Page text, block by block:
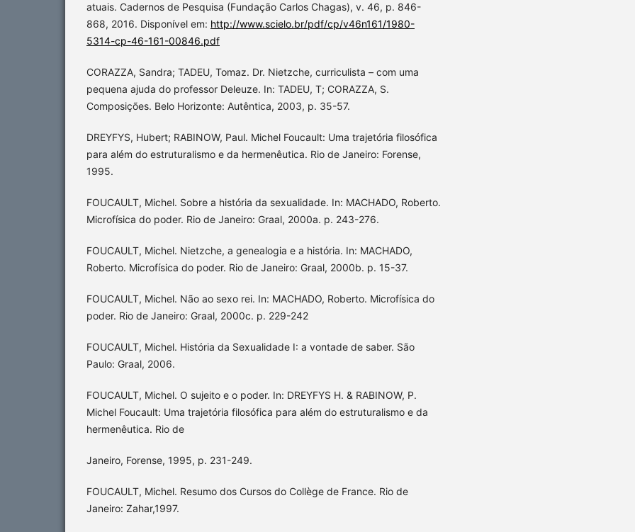
atuais. Cadernos de Pesquisa (Fundação Carlos Chagas), v. 46, p. 846-
868, 2016. Disponível em: http://www.scielo.br/pdf/cp/v46n161/1980-
5314-cp-46-161-00846.pdf
CORAZZA, Sandra; TADEU, Tomaz. Dr. Nietzche, curriculista – com uma
pequena ajuda do professor Deleuze. In: TADEU, T; CORAZZA, S.
Composições. Belo Horizonte: Autêntica, 2003, p. 35-57.
DREYFYS, Hubert; RABINOW, Paul. Michel Foucault: Uma trajetória filosófica
para além do estruturalismo e da hermenêutica. Rio de Janeiro: Forense,
1995.
FOUCAULT, Michel. Sobre a história da sexualidade. In: MACHADO, Roberto.
Microfísica do poder. Rio de Janeiro: Graal, 2000a. p. 243-276.
FOUCAULT, Michel. Nietzche, a genealogia e a história. In: MACHADO,
Roberto. Microfísica do poder. Rio de Janeiro: Graal, 2000b. p. 15-37.
FOUCAULT, Michel. Não ao sexo rei. In: MACHADO, Roberto. Microfísica do
poder. Rio de Janeiro: Graal, 2000c. p. 229-242
FOUCAULT, Michel. História da Sexualidade I: a vontade de saber. São
Paulo: Graal, 2006.
FOUCAULT, Michel. O sujeito e o poder. In: DREYFYS H. & RABINOW, P.
Michel Foucault: Uma trajetória filosófica para além do estruturalismo e da
hermenêutica. Rio de
Janeiro, Forense, 1995, p. 231-249.
FOUCAULT, Michel. Resumo dos Cursos do Collège de France. Rio de
Janeiro: Zahar,1997.